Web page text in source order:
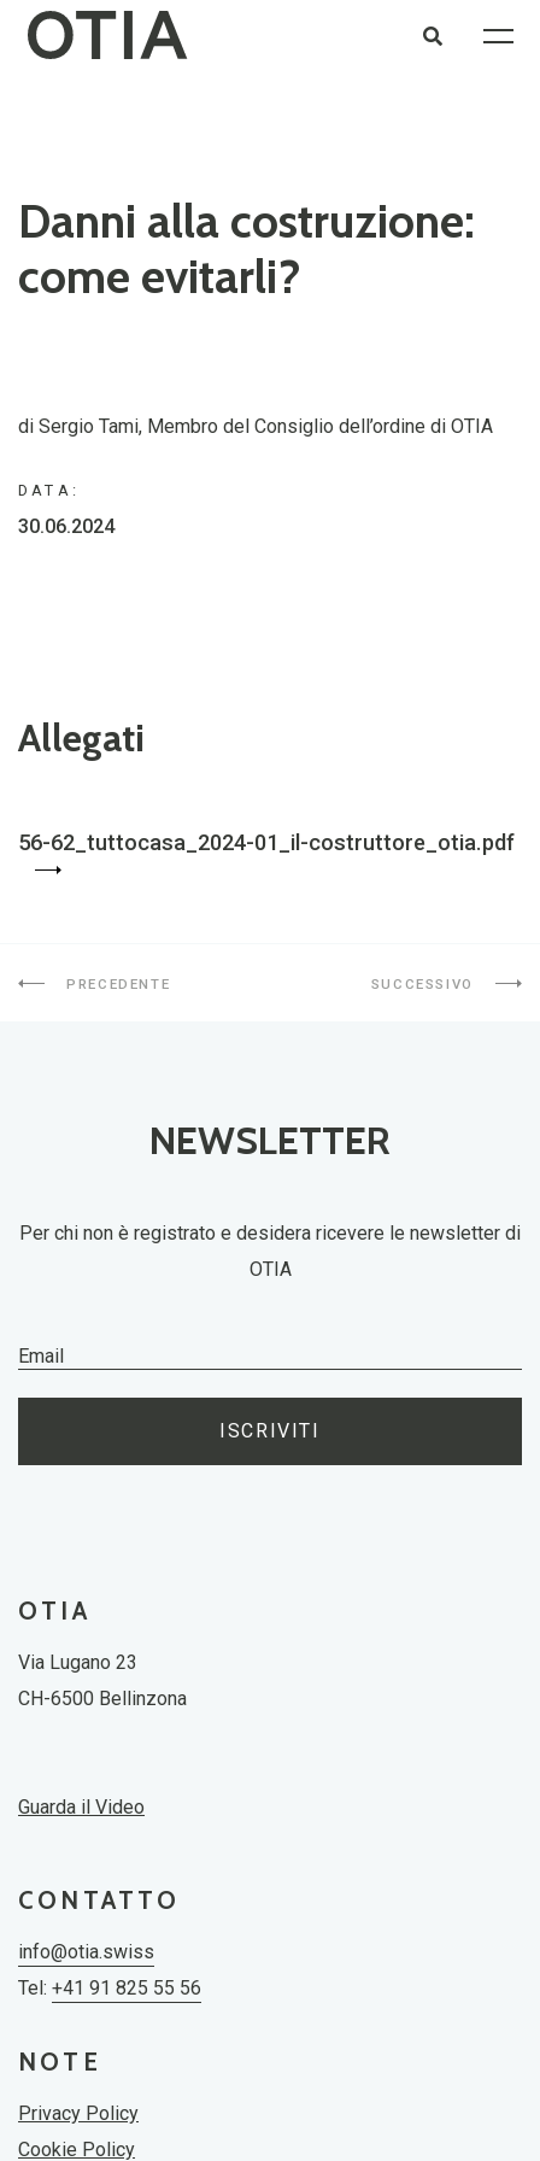
Danni alla costruzione:
come evitarli?
di Sergio Tami, Membro del Consiglio dell’ordine di OTIA
DATA:
30.06.2024
Allegati
56-62_tuttocasa_2024-01_il-costruttore_otia.pdf
PRECEDENTE SUCCESSIVO
NEWSLETTER
Per chi non è registrato e desidera ricevere le newsletter di
OTIA
ISCRIVITI
OTIA
Via Lugano 23
CH-6500 Bellinzona
Guarda il Video
CONTATTO
info@otia.swiss
Tel: +41 91 825 55 56
NOTE
Privacy Policy
Cookie Policy